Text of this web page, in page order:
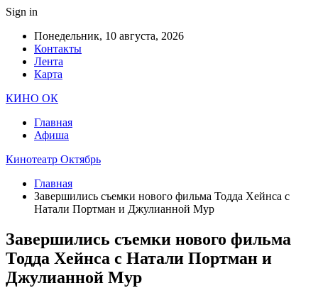
Sign in
Понедельник, 10 августа, 2026
Контакты
Лента
Карта
КИНО ОК
Главная
Афиша
Кинотеатр Октябрь
Главная
Завершились съемки нового фильма Тодда Хейнса с
Натали Портман и Джулианной Мур
Завершились съемки нового фильма
Тодда Хейнса с Натали Портман и
Джулианной Мур